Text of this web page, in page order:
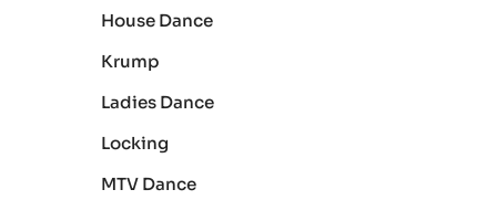
House Dance
Krump
Ladies Dance
Locking
MTV Dance